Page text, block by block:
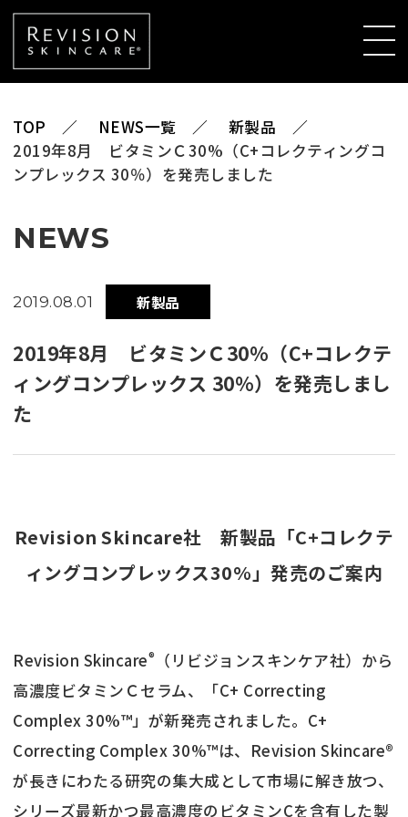
TOP NEWS一覧
新製品
2019年8月 ビタミンＣ30%（C+コレクティングコ
ンプレックス 30％）を発売しました
NEWS
2019.08.01 新製品
2019年8月 ビタミンＣ30%（C+コレクテ
ィングコンプレックス 30％）を発売しまし
た
Revision Skincare社 新製品「C+コレクテ
ィングコンプレックス30%」発売のご案内
Revision Skincare®
（リビジョンスキンケア社）から
高濃度ビタミンＣセラム、「C+ Correcting
Complex 30%™」が新発売されました。C+
Correcting Complex 30%™は、Revision Skincare®
が長きにわたる研究の集大成として市場に解き放つ、
シリーズ最新かつ最高濃度のビタミンCを含有した製